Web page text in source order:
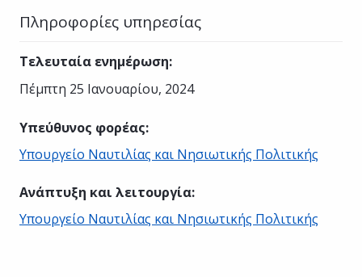
Πληροφορίες υπηρεσίας
Τελευταία ενημέρωση:
Πέμπτη 25 Ιανουαρίου, 2024
Υπεύθυνος φορέας:
Υπουργείο Ναυτιλίας και Νησιωτικής Πολιτικής
Ανάπτυξη και λειτουργία:
Υπουργείο Ναυτιλίας και Νησιωτικής Πολιτικής